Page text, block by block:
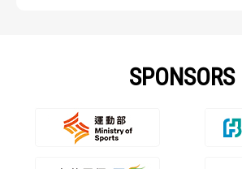
SPONSORS